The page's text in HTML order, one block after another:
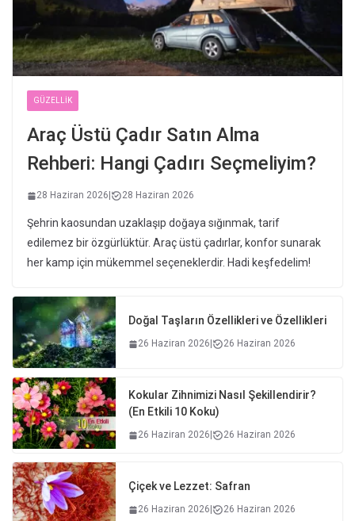
GÜZELLIK
Araç Üstü Çadır Satın Alma
Rehberi: Hangi Çadırı Seçmeliyim?
28 Haziran 2026 28 Haziran 2026
Şehrin kaosundan uzaklaşıp doğaya sığınmak, tarif
edilemez bir özgürlüktür. Araç üstü çadırlar, konfor sunarak
her kamp için mükemmel seçeneklerdir. Hadi keşfedelim!
Doğal Taşların Özellikleri ve Özellikleri
26 Haziran 2026 26 Haziran 2026
Kokular Zihnimizi Nasıl Şekillendirir?
(En Etkili 10 Koku)
26 Haziran 2026 26 Haziran 2026
Çiçek ve Lezzet: Safran
26 Haziran 2026 26 Haziran 2026